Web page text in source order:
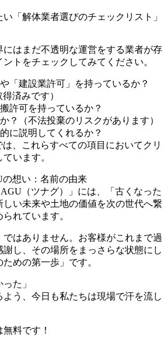
「解体業者選びのチェックリスト」
はまだ不透明な運営をする業者が存
トをチェックしてみてください。
「建設業許可」を持っているか？
済みです）
許可を持っているか？
？（不法投棄のリスクがあります）
に説明してくれるか？
、これらすべての項目においてクリ
います。
想い：名前の由来
（ツナグ）」には、「古くなった
い未来や土地の価値を次の世代へ繋
れています。
はありません。お客様がこれまで過
謝し、その場所をまっさらな状態にし
めの第一歩」です。
た」
う、今日も私たちは現場で汗を流し
料です！